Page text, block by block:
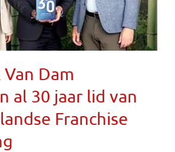
Dam
al 30 jaar lid van
Franchise